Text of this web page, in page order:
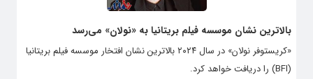
بالاترین نشان موسسه فیلم بریتانیا به «نولان» می‌رسد
«کریستوفر نولان» در سال ۲۰۲۴ بالاترین نشان افتخار موسسه فیلم بریتانیا
(BFI) را دریافت خواهد کرد.